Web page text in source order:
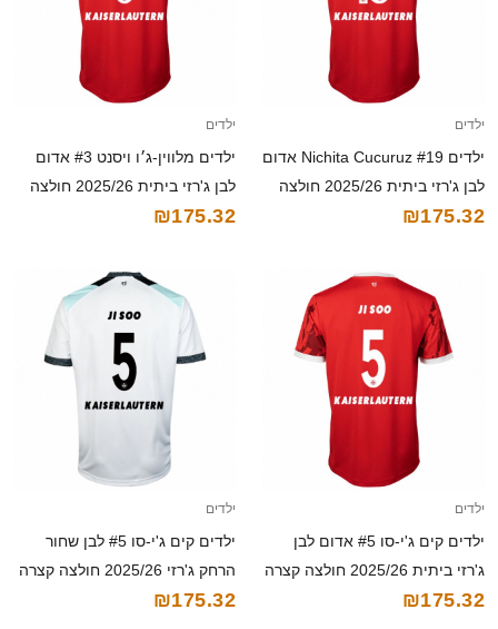
ילדים
ילדים Nichita Cucuruz #19 אדום
לבן ג'רזי ביתית 2025/26 חולצה
קצרה
₪175.32
ילדים
ילדים מלווין-ג׳ו ויסנט #3 אדום
לבן ג'רזי ביתית 2025/26 חולצה
קצרה
₪175.32
ילדים
ילדים קים ג'י-סו #5 אדום לבן
ג'רזי ביתית 2025/26 חולצה קצרה
₪175.32
ילדים
ילדים קים ג'י-סו #5 לבן שחור
הרחק ג'רזי 2025/26 חולצה קצרה
₪175.32